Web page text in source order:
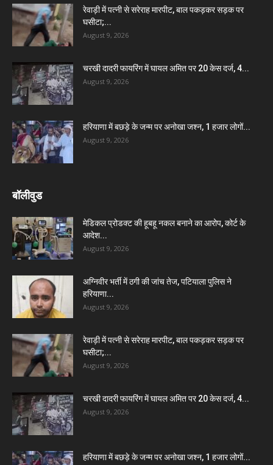
रेवाड़ी में पत्नी से सरेराह मारपीट, बाल पकड़कर सड़क पर
घसीटा;...
August 9, 2026
चरखी दादरी फायरिंग में घायल अमित पर 20 केस दर्ज, 4...
August 9, 2026
हरियाणा में बछड़े के जन्म पर अनोखा जश्न, 1 हजार लोगों...
August 9, 2026
बॉलीवुड
मेडिकल प्रोडक्ट की हूबहू नकल बनाने का आरोप, कोर्ट के
आदेश...
August 9, 2026
अग्निवीर भर्ती में ठगी की जांच तेज, पटियाला पुलिस ने
हरियाणा...
August 9, 2026
रेवाड़ी में पत्नी से सरेराह मारपीट, बाल पकड़कर सड़क पर
घसीटा;...
August 9, 2026
चरखी दादरी फायरिंग में घायल अमित पर 20 केस दर्ज, 4...
August 9, 2026
हरियाणा में बछड़े के जन्म पर अनोखा जश्न, 1 हजार लोगों...